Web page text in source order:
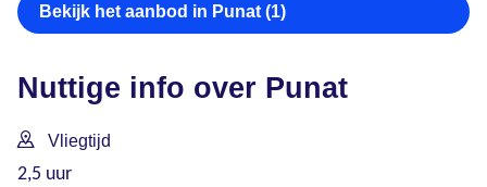
Bekijk het aanbod in Punat (1)
Nuttige info over Punat
Vliegtijd
2,5 uur